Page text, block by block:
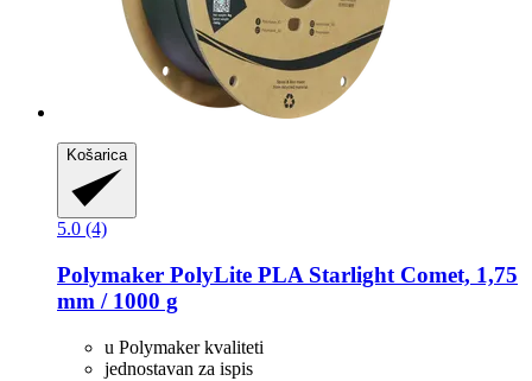
Košarica
5.0 (4)
Polymaker PolyLite PLA Starlight Comet, 1,75
mm / 1000 g
u Polymaker kvaliteti
jednostavan za ispis